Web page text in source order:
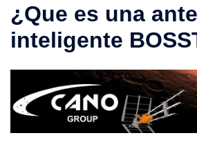
¿Que es una
inteligente